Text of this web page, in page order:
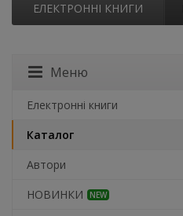
ЕЛЕКТРОННІ КНИГИ
Меню
Електронні книги
Каталог
Автори
НОВИНКИ
NEW